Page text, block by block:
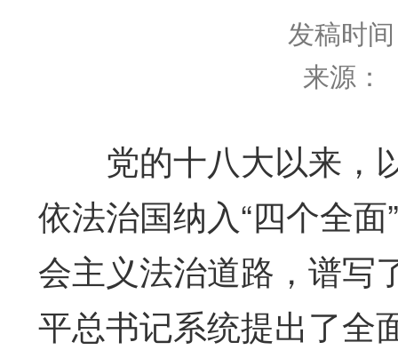
发稿时
来源：
党的十八大以来，
依法治国纳入“四个全
会主义法治道路，谱写
平总书记系统提出了全